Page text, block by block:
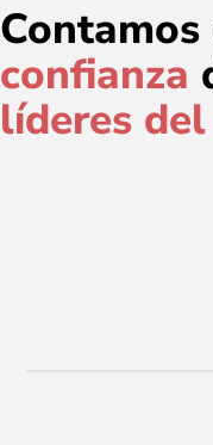
confianza
líderes